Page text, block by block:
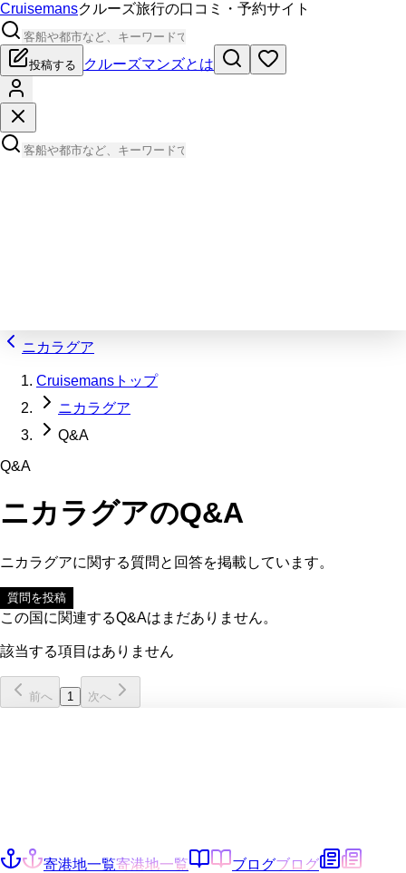
Cruisemansクルーズ旅行の口コミ・予約サイト
投稿する クルーズマンズとは
ニカラグア
Cruisemansトップ
ニカラグア
Q&A
Q&A
ニカラグアのQ&A
ニカラグアに関する質問と回答を掲載しています。
質問を投稿
この国に関連するQ&Aはまだありません。
該当する項目はありません
前へ 1 次へ
寄港地一覧寄港地一覧 ブログブログ